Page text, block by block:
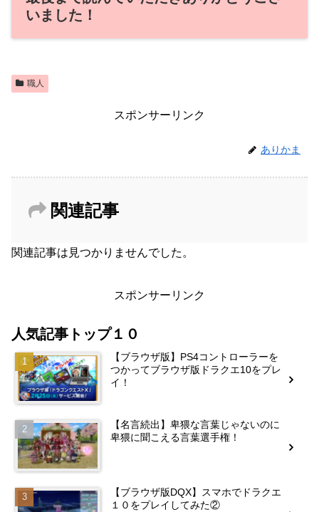
いました！
職人
スポンサーリンク
ありかま
関連記事
関連記事は見つかりませんでした。
スポンサーリンク
人気記事トップ１０
【ブラウザ版】PS4コントローラーを
つかってブラウザ版ドラクエ10をプレ
イ！
【名言続出】卑猥な言葉じゃないのに
卑猥に聞こえる言葉選手権！
【ブラウザ版DQX】スマホでドラクエ
１０をプレイしてみた②